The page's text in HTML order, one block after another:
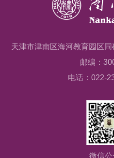
天津市津南区海河教育园区
邮编：
电话：022-
微信